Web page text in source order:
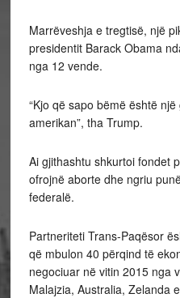
Marrëveshja e tregtisë, një
presidentit Barack Obama
nga 12 vende.
“Kjo që sapo bëmë është
amerikan”, tha Trump.
Ai gjithashtu shkurtoi fondet
ofrojnë aborte dhe ngriu
federalë.
Partneriteti Trans-Paqësor
që mbulon 40 përqind të
negociuar në vitin 2015 nga
Malajzia, Australia, Zelanda